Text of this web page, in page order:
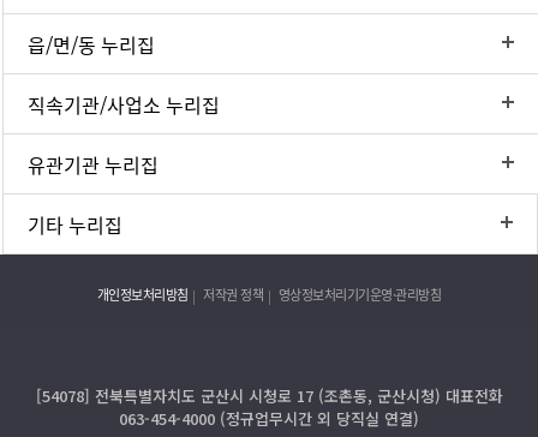
읍/면/동 누리집
직속기관/사업소 누리집
유관기관 누리집
기타 누리집
개인정보처리방침 저작권 정책 영상정보처리기기운영·관리방침
[54078] 전북특별자치도 군산시 시청로 17 (조촌동, 군산시청) 대표전화
063-454-4000 (정규업무시간 외 당직실 연결)